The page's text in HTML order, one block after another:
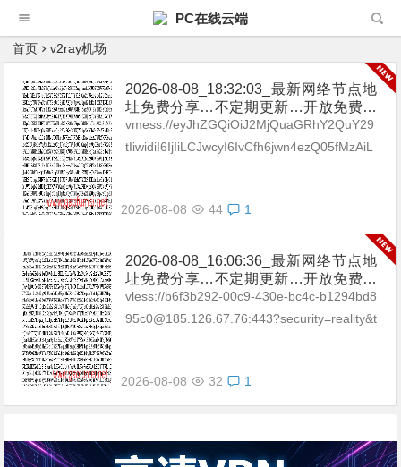
PC在线云端
首页 v2ray机场
2026-08-08_18:32:03_最新网络节点地
址免费分享…不定期更新…开放免费分
享（网络免费节点香港|日本|韩国|新加
坡|台湾|马来西亚|…
vmess://eyJhZGQiOiJ2MjQuaGRhY2QuY29
tIiwidiI6IjIiLCJwcyI6IvCfh6jwn4ezQ05fMzAiL
2026-08-08 44 1
2026-08-08_16:06:36_最新网络节点地
址免费分享…不定期更新…开放免费分
享（网络免费节点香港|日本|韩国|新加
坡|台湾|马来西亚|…
vless://b6f3b292-00c9-430e-bc4c-b1294bd8
95c0@185.126.67.76:443?security=reality&t
2026-08-08 32 1